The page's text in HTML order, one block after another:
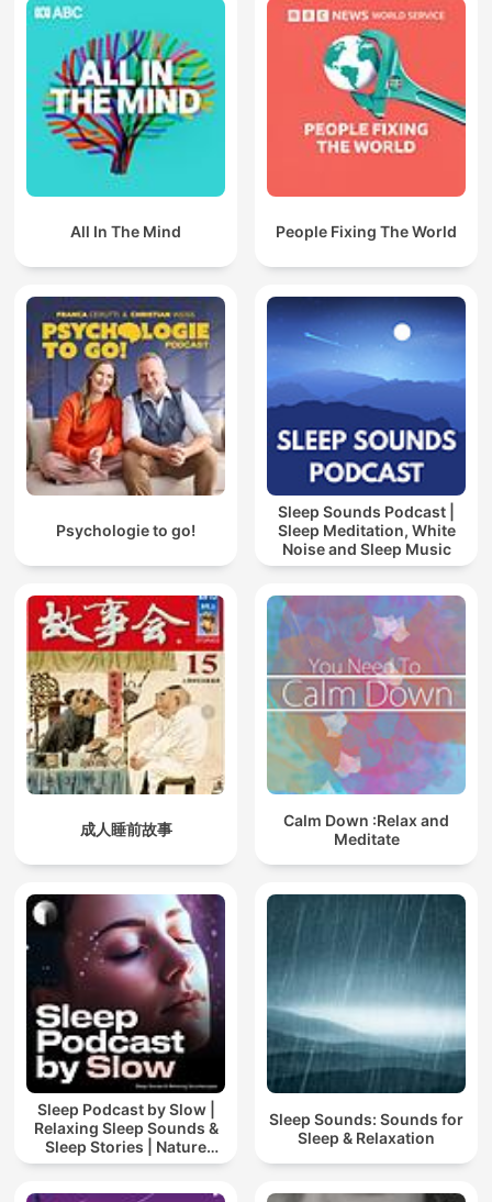
All In The Mind People Fixing The World
Psychologie to go!
Sleep Sounds Podcast |
Sleep Meditation, White
Noise and Sleep Music
成人睡前故事
Calm Down :Relax and
Meditate
Sleep Podcast by Slow |
Relaxing Sleep Sounds &
Sleep Stories | Nature
Sound For Sleep | ASMR
Sleep Sounds: Sounds for
Sleep & Relaxation